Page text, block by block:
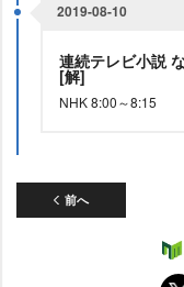
2019-08-10
連続テレビ小説
[解]
NHK 8:00～8:15
前へ